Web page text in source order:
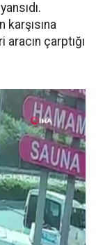
karşısına
çarptığı